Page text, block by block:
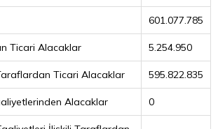
601.077.785
Ticari Alacaklar 5.254.950
Ticari Alacaklar 595.822.835
Alacaklar 0